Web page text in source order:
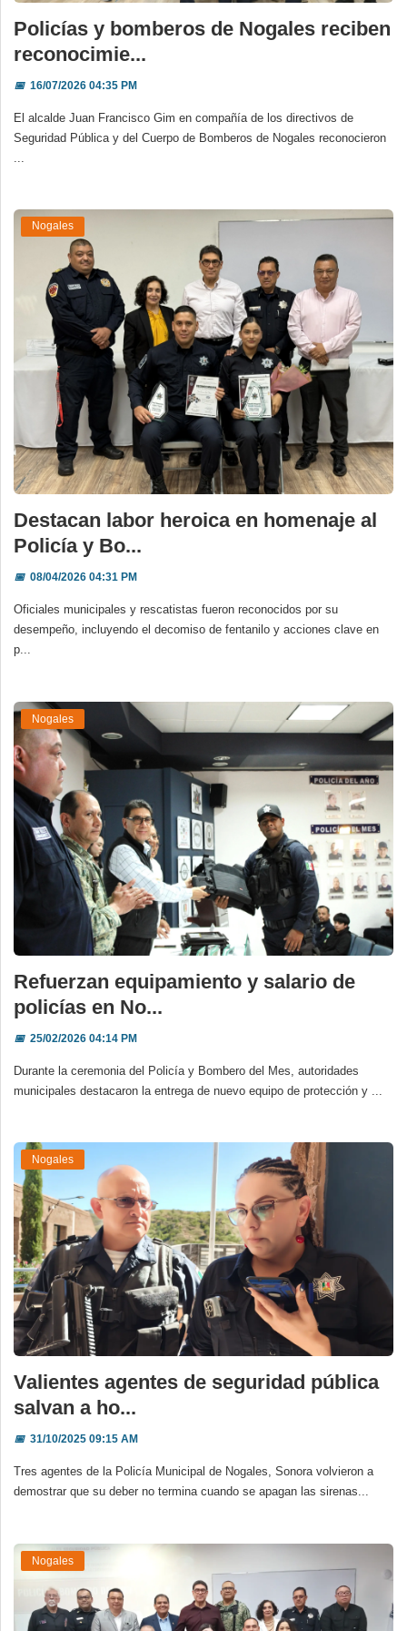
Policías y bomberos de Nogales reciben
reconocimie...
📅16/07/2026 04:35 PM
El alcalde Juan Francisco Gim en compañía de los directivos de
Seguridad Pública y del Cuerpo de Bomberos de Nogales reconocieron
Nogales
Destacan labor heroica en homenaje al
Policía y Bo...
📅08/04/2026 04:31 PM
Oficiales municipales y rescatistas fueron reconocidos por su
desempeño, incluyendo el decomiso de fentanilo y acciones clave en
p...
Nogales
Refuerzan equipamiento y salario de
policías en No...
📅25/02/2026 04:14 PM
Durante la ceremonia del Policía y Bombero del Mes, autoridades
municipales destacaron la entrega de nuevo equipo de protección y ...
Nogales
Valientes agentes de seguridad pública
salvan a ho...
📅31/10/2025 09:15 AM
Tres agentes de la Policía Municipal de Nogales, Sonora volvieron a
demostrar que su deber no termina cuando se apagan las sirenas...
Nogales